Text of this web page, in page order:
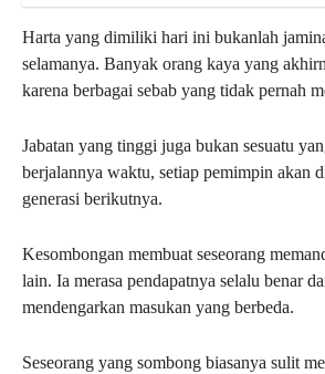
Harta yang dimiliki hari ini bukanlah
selamanya. Banyak orang kaya yang
karena berbagai sebab yang tidak pernah
Jabatan yang tinggi juga bukan sesuatu
berjalannya waktu, setiap pemimpin akan
generasi berikutnya.
Kesombongan membuat seseorang
lain. Ia merasa pendapatnya selalu benar
mendengarkan masukan yang berbeda.
Seseorang yang sombong biasanya sulit